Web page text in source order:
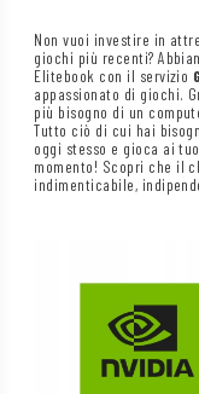
Non vuoi investire in
giochi più recenti?
Elitebook con il servizio
appassionato di giochi.
più bisogno di un
Tutto ciò di cui hai
oggi stesso e gioca ai
momento! Scopri che il
indimenticabile,